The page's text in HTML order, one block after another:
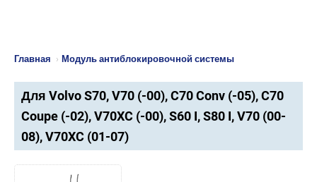
Главная › Модуль антиблокировочной системы
Для Volvo S70, V70 (-00), C70 Conv (-05), C70
Coupe (-02), V70XC (-00), S60 I, S80 I, V70 (00-
08), V70XC (01-07)